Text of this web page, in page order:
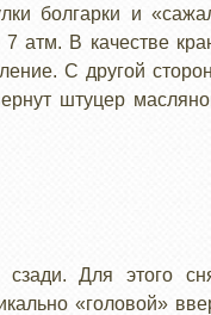
болгарки и
атм. В качестве
С другой
штуцер
Для этого
«головой»